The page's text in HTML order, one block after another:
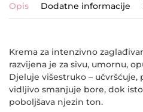
Opis Dodatne informacije
Krema za intenzivno
razvijena je za sivu, umornu,
Djeluje višestruko – učvršćuje,
vidljivo smanjuje bore, dok
poboljšava njezin ton.